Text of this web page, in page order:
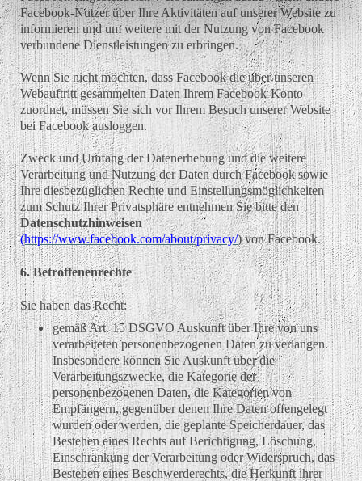
Facebook-Nutzer über Ihre Aktivitäten auf unserer Website zu
informieren und um weitere mit der Nutzung von Facebook
verbundene Dienstleistungen zu erbringen.
Wenn Sie nicht möchten, dass Facebook die über unseren
Webauftritt gesammelten Daten Ihrem Facebook-Konto
zuordnet, müssen Sie sich vor Ihrem Besuch unserer Website
bei Facebook ausloggen.
Zweck und Umfang der Datenerhebung und die weitere
Verarbeitung und Nutzung der Daten durch Facebook sowie
Ihre diesbezüglichen Rechte und Einstellungsmöglichkeiten
zum Schutz Ihrer Privatsphäre entnehmen Sie bitte den
Datenschutzhinweisen
(https://www.facebook.com/about/privacy/) von Facebook.
6. Betroffenenrechte
Sie haben das Recht:
gemäß Art. 15 DSGVO Auskunft über Ihre von uns
verarbeiteten personenbezogenen Daten zu verlangen.
Insbesondere können Sie Auskunft über die
Verarbeitungszwecke, die Kategorie der
personenbezogenen Daten, die Kategorien von
Empfängern, gegenüber denen Ihre Daten offengelegt
wurden oder werden, die geplante Speicherdauer, das
Bestehen eines Rechts auf Berichtigung, Löschung,
Einschränkung der Verarbeitung oder Widerspruch, das
Bestehen eines Beschwerderechts, die Herkunft ihrer